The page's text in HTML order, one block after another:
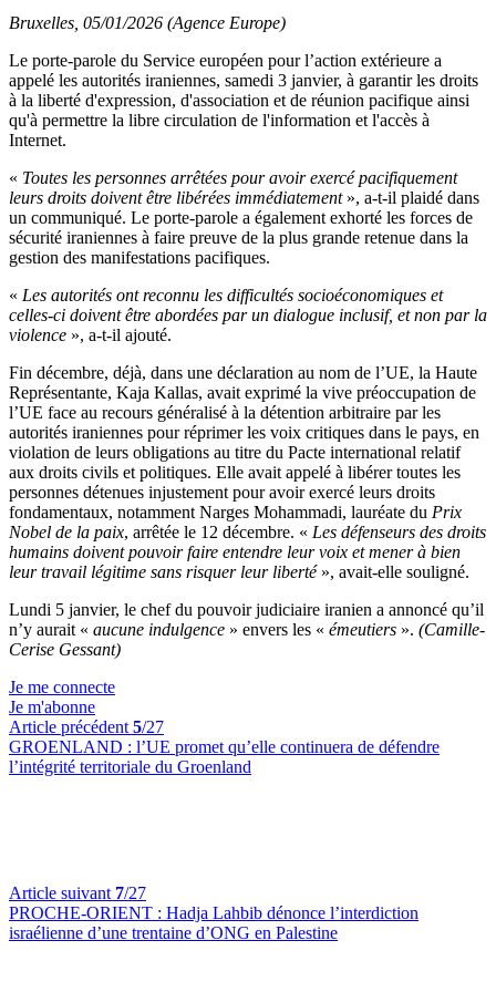
Bruxelles, 05/01/2026 (Agence Europe)
Le porte-parole du Service européen pour l’action extérieure a
appelé les autorités iraniennes, samedi 3 janvier, à garantir les droits
à la liberté d'expression, d'association et de réunion pacifique ainsi
qu'à permettre la libre circulation de l'information et l'accès à
Internet.
« Toutes les personnes arrêtées pour avoir exercé pacifiquement
leurs droits doivent être libérées immédiatement », a-t-il plaidé dans
un communiqué. Le porte-parole a également exhorté les forces de
sécurité iraniennes à faire preuve de la plus grande retenue dans la
gestion des manifestations pacifiques.
« Les autorités ont reconnu les difficultés socioéconomiques et
celles-ci doivent être abordées par un dialogue inclusif, et non par la
violence », a-t-il ajouté.
Fin décembre, déjà, dans une déclaration au nom de l’UE, la Haute
Représentante, Kaja Kallas, avait exprimé la vive préoccupation de
l’UE face au recours généralisé à la détention arbitraire par les
autorités iraniennes pour réprimer les voix critiques dans le pays, en
violation de leurs obligations au titre du Pacte international relatif
aux droits civils et politiques. Elle avait appelé à libérer toutes les
personnes détenues injustement pour avoir exercé leurs droits
fondamentaux, notamment Narges Mohammadi, lauréate du Prix
Nobel de la paix, arrêtée le 12 décembre. « Les défenseurs des droits
humains doivent pouvoir faire entendre leur voix et mener à bien
leur travail légitime sans risquer leur liberté », avait-elle souligné.
Lundi 5 janvier, le chef du pouvoir judiciaire iranien a annoncé qu’il
n’y aurait « aucune indulgence » envers les « émeutiers ». (Camille-
Cerise Gessant)
Je me connecte
Je m'abonne
Article précédent 5/27
GROENLAND : l’UE promet qu’elle continuera de défendre
l’intégrité territoriale du Groenland
Article suivant 7/27
PROCHE-ORIENT : Hadja Lahbib dénonce l’interdiction
israélienne d’une trentaine d’ONG en Palestine